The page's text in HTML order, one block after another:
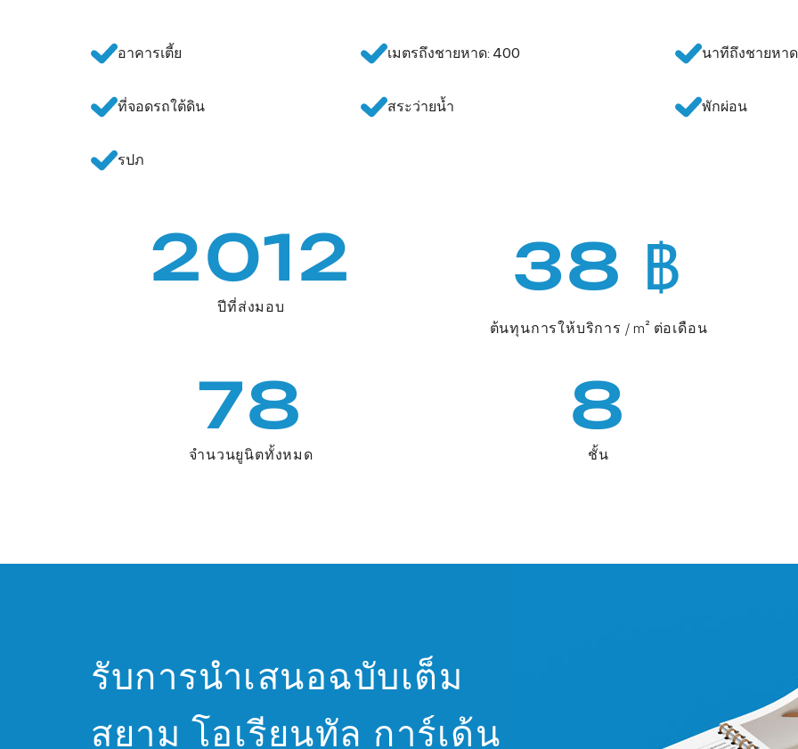
อาคารเตี้ย เมตรถึงชายหาด: 400 นาทีถึงชายหา
ที่จอดรถใต้ดิน สระว่ายน้ำ พักผ่อน
รปภ
2012
ปีที่ส่งมอบ
38 ฿
ต้นทุนการให้บริการ / m² ต่อเดือน
78
จำนวนยูนิตทั้งหมด
8
ชั้น
รับการนำเสนอฉบับเต็ม
สยาม โอเรียนทัล การ์เด้น